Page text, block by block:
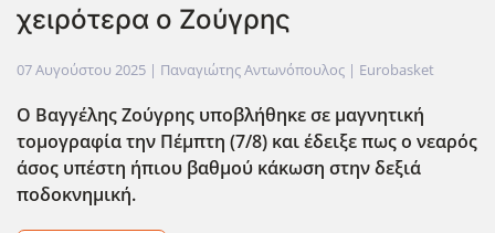
χειρότερα ο Ζούγρης
07 Αυγούστου 2025 | Παναγιώτης Αντωνόπουλος | Eurobasket
Ο Βαγγέλης Ζούγρης υποβλήθηκε σε μαγνητική
τομογραφία την Πέμπτη (7/8) και έδειξε πως ο νεαρός
άσος υπέστη ήπιου βαθμού κάκωση στην δεξιά
ποδοκνημική.